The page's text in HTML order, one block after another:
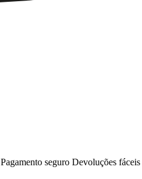
Pagamento seguro Devoluções fáceis